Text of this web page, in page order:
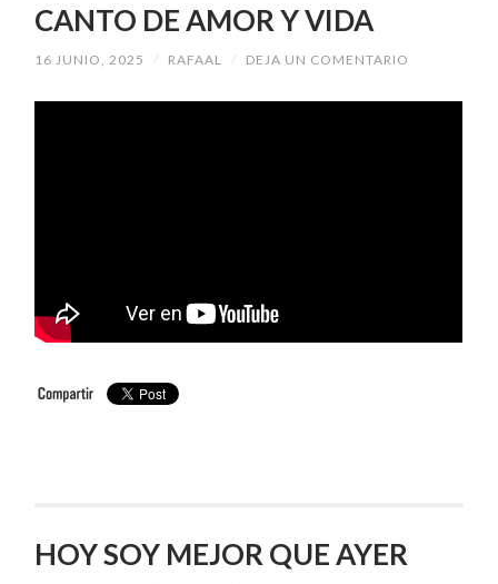
CANTO DE AMOR Y VIDA
16 JUNIO, 2025 / RAFAAL / DEJA UN COMENTARIO
HOY SOY MEJOR QUE AYER